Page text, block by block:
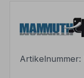
Artikelnummer: